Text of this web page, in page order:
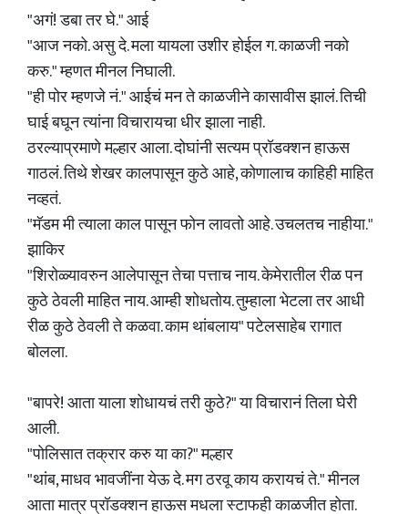
"अगं! डबा तर घे." आई
"आज नको. असु दे. मला यायला उशीर होईल ग. काळजी नको
करु." म्हणत मीनल निघाली.
"ही पोर म्हणजे नं." आईचं मन ते काळजीने कासावीस झालं. तिची
घाई बघून त्यांना विचारायचा धीर झाला नाही.
ठरल्याप्रमाणे मल्हार आला. दोघांनी सत्यम प्रॉडक्शन हाऊस
गाठलं. तिथे शेखर कालपासून कुठे आहे, कोणालाच काहिही माहित
नव्हतं.
"मॅडम मी त्याला काल पासून फोन लावतो आहे. उचलतच नाहीया."
झाकिर
"शिरोळ्यावरुन आलेपासून तेचा पत्ताच नाय. केमेरातील रीळ पन
कुठे ठेवली माहित नाय. आम्ही शोधतोय. तुम्हाला भेटला तर आधी
रीळ कुठे ठेवली ते कळवा. काम थांबलाय" पटेलसाहेब रागात
बोलला.
"बापरे! आता याला शोधायचं तरी कुठे?" या विचारानं तिला घेरी
आली.
"पोलिसात तक्रार करु या का?" मल्हार
"थांब, माधव भावजींना येऊ दे. मग ठरवू काय करायचं ते." मीनल
आता मात्र प्रॉडक्शन हाऊस मधला स्टाफही काळजीत होता.